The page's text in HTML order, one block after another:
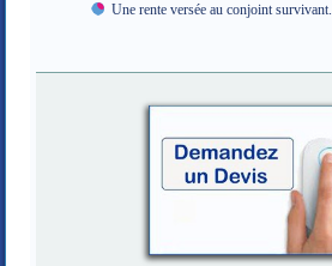
Une rente versée au conjoint survivant.